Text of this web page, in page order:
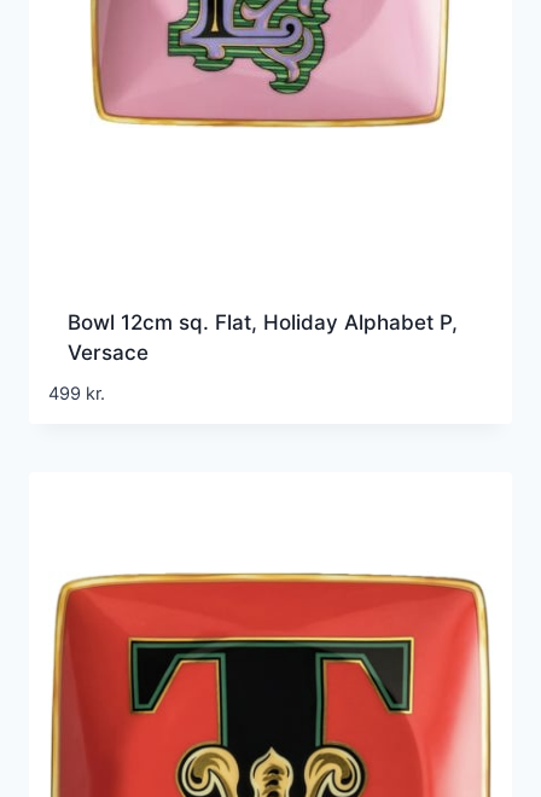
Bowl 12cm sq. Flat, Holiday Alphabet P,
Versace
499 kr.